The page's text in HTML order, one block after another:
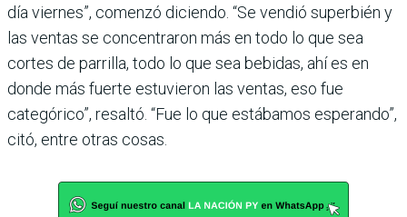
día viernes”, comenzó diciendo. “Se vendió super­bién y
las ventas se concen­traron más en todo lo que sea
cortes de parrilla, todo lo que sea bebidas, ahí es en
donde más fuerte estuvieron las ventas, eso fue
categórico”, resaltó. “Fue lo que estába­mos esperando”,
citó, entre otras cosas.